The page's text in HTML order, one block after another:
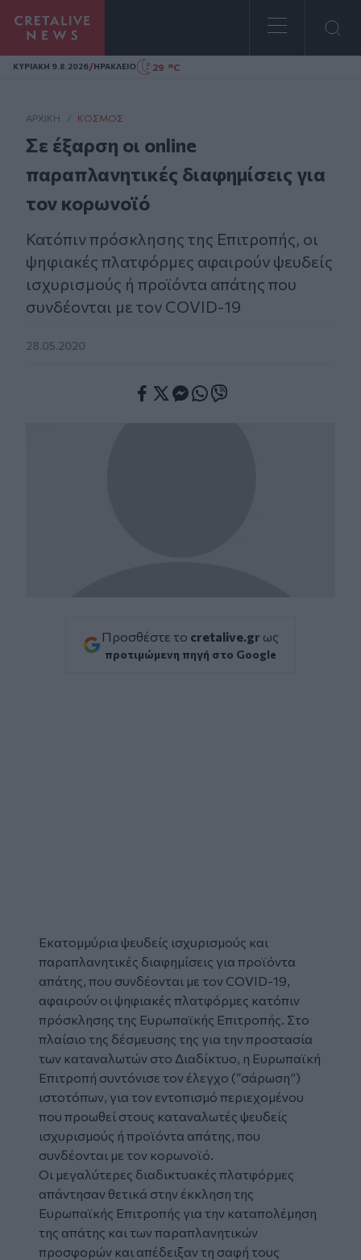
Homepage
ΚΥΡΙΑΚΗ 9.8.2026/ΗΡΑΚΛΕΙΟ 29 °C
ΑΡΧΙΚΗ / ΚΌΣΜΟΣ
Σε έξαρση οι online
παραπλανητικές διαφημίσεις για
τον κορωνοϊό
Κατόπιν πρόσκλησης της Επιτροπής, οι
ψηφιακές πλατφόρμες αφαιρούν ψευδείς
ισχυρισμούς ή προϊόντα απάτης που
συνδέονται με τον COVID-19
28.05.2020
Προσθέστε το cretalive.gr ως
προτιμώμενη πηγή στο Google
Εκατομμύρια ψευδείς ισχυρισμούς και
παραπλανητικές διαφημίσεις για προϊόντα
απάτης, που συνδέονται με τον COVID-19,
αφαιρούν οι ψηφιακές πλατφόρμες κατόπιν
πρόσκλησης της Ευρωπαϊκής Επιτροπής. Στο
πλαίσιο της δέσμευσης της για την προστασία
των καταναλωτών στο Διαδίκτυο, η Ευρωπαϊκή
Επιτροπή συντόνισε τον έλεγχο (“σάρωση”)
ιστοτόπων, για τον εντοπισμό περιεχομένου
που προωθεί στους καταναλωτές ψευδείς
ισχυρισμούς ή προϊόντα απάτης, που
συνδέονται με τον κορωνοϊό.
Οι μεγαλύτερες διαδικτυακές πλατφόρμες
απάντησαν θετικά στην έκκληση της
Ευρωπαϊκής Επιτροπής για την καταπολέμηση
της απάτης και των παραπλανητικών
προσφορών και απέδειξαν τη σαφή τους